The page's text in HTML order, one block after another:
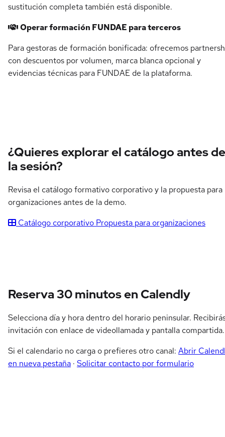
sustitución completa también está disponible.
Operar formación FUNDAE para terceros
Para gestoras de formación bonificada: ofrecemos
con descuentos por volumen, marca blanca opcional y
evidencias técnicas para FUNDAE de la plataforma.
¿Quieres explorar el catálogo antes de
la sesión?
Revisa el catálogo formativo corporativo y la propuesta para
organizaciones antes de la demo.
Catálogo corporativo Propuesta para organizaciones
Reserva 30 minutos en Calendly
Selecciona día y hora dentro del horario peninsular.
invitación con enlace de videollamada y pantalla compartida.
Si el calendario no carga o prefieres otro canal: Abrir
en nueva pestaña · Solicitar contacto por formulario